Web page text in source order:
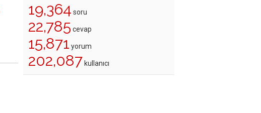
19,364 soru
22,785 cevap
15,871 yorum
202,087 kullanıcı